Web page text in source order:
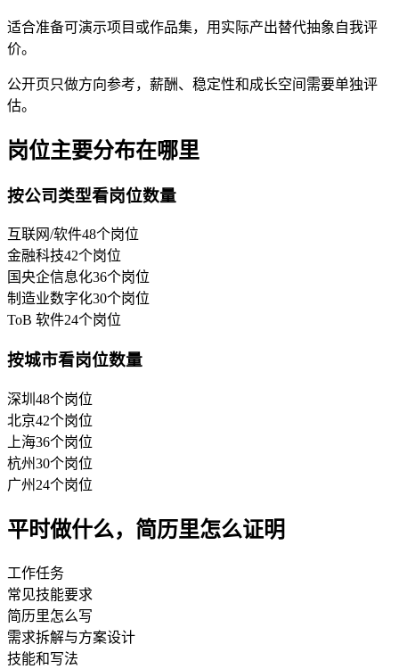
适合准备可演示项目或作品集，用实际产出替代抽象自我评
价。
公开页只做方向参考，薪酬、稳定性和成长空间需要单独评
估。
岗位主要分布在哪里
按公司类型看岗位数量
互联网/软件48个岗位
金融科技42个岗位
国央企信息化36个岗位
制造业数字化30个岗位
ToB 软件24个岗位
按城市看岗位数量
深圳 48个岗位
北京42个岗位
上海36个岗位
杭州30个岗位
广州 24个岗位
平时做什么，简历里怎么证明
工作任务
常见技能要求
简历里怎么写
需求拆解与方案设计
技能和写法